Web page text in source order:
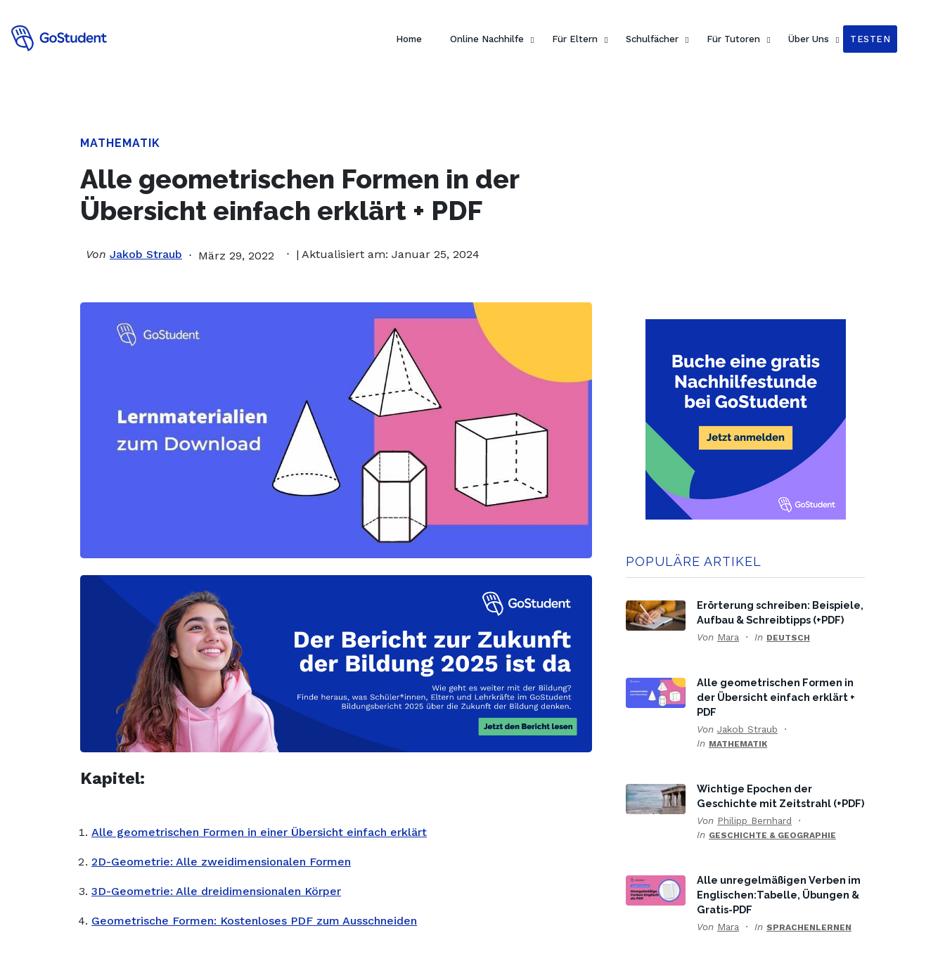
Home Online Nachhilfe Für Eltern Schulfächer Für Tutoren Über Uns TESTEN
MATHEMATIK
Alle geometrischen Formen in der
Übersicht einfach erklärt + PDF
Von Jakob Straub März 29, 2022 | Aktualisiert am: Januar 25, 2024
Kapitel:
Alle geometrischen Formen in einer Übersicht einfach erklärt
2D-Geometrie: Alle zweidimensionalen Formen
3D-Geometrie: Alle dreidimensionalen Körper
Geometrische Formen: Kostenloses PDF zum Ausschneiden
POPULÄRE ARTIKEL
Erörterung schreiben: Beispiele,
Aufbau & Schreibtipps (+PDF)
Von Mara In DEUTSCH
Alle geometrischen Formen in
der Übersicht einfach erklärt +
PDF
Von Jakob Straub
In MATHEMATIK
Wichtige Epochen der
Geschichte mit Zeitstrahl (+PDF)
Von Philipp Bernhard
In GESCHICHTE & GEOGRAPHIE
Alle unregelmäßigen Verben im
Englischen:Tabelle, Übungen &
Gratis-PDF
Von Mara In SPRACHENLERNEN